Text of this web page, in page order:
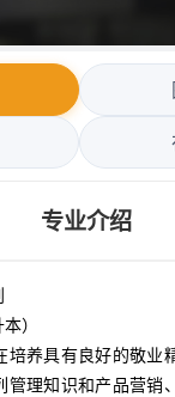
专业介绍
）
培养具有良好的敬业
理知识和产品营销